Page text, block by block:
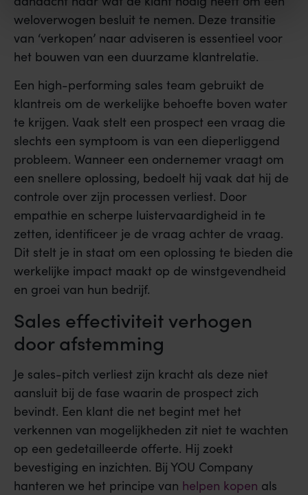
weloverwogen besluit te nemen. Deze transitie
van ‘verkopen’ naar adviseren is essentieel voor
het bouwen van een duurzame klantrelatie.
Een high-performing sales team gebruikt de
klantreis om de werkelijke behoefte boven water
te krijgen. Vaak stelt een prospect een vraag die
slechts een symptoom is van een dieperliggend
probleem. Wanneer een ondernemer vraagt om
een snellere oplossing, bedoelt hij vaak dat hij de
controle over zijn processen verliest. Door
empathie en scherpe luistervaardigheid in te
zetten, identificeer je de vraag achter de vraag.
Dit stelt je in staat om een oplossing te bieden die
werkelijke impact maakt op de winstgevendheid
en groei van hun bedrijf.
Sales effectiviteit verhogen
door afstemming
Je sales-pitch verliest zijn kracht als deze niet
aansluit bij de fase waarin de prospect zich
bevindt. Een klant die net begint met het
verkennen van mogelijkheden zit niet te wachten
op een gedetailleerde offerte. Hij zoekt
bevestiging en inzichten. Bij YOU Company
hanteren we het principe van helpen kopen als